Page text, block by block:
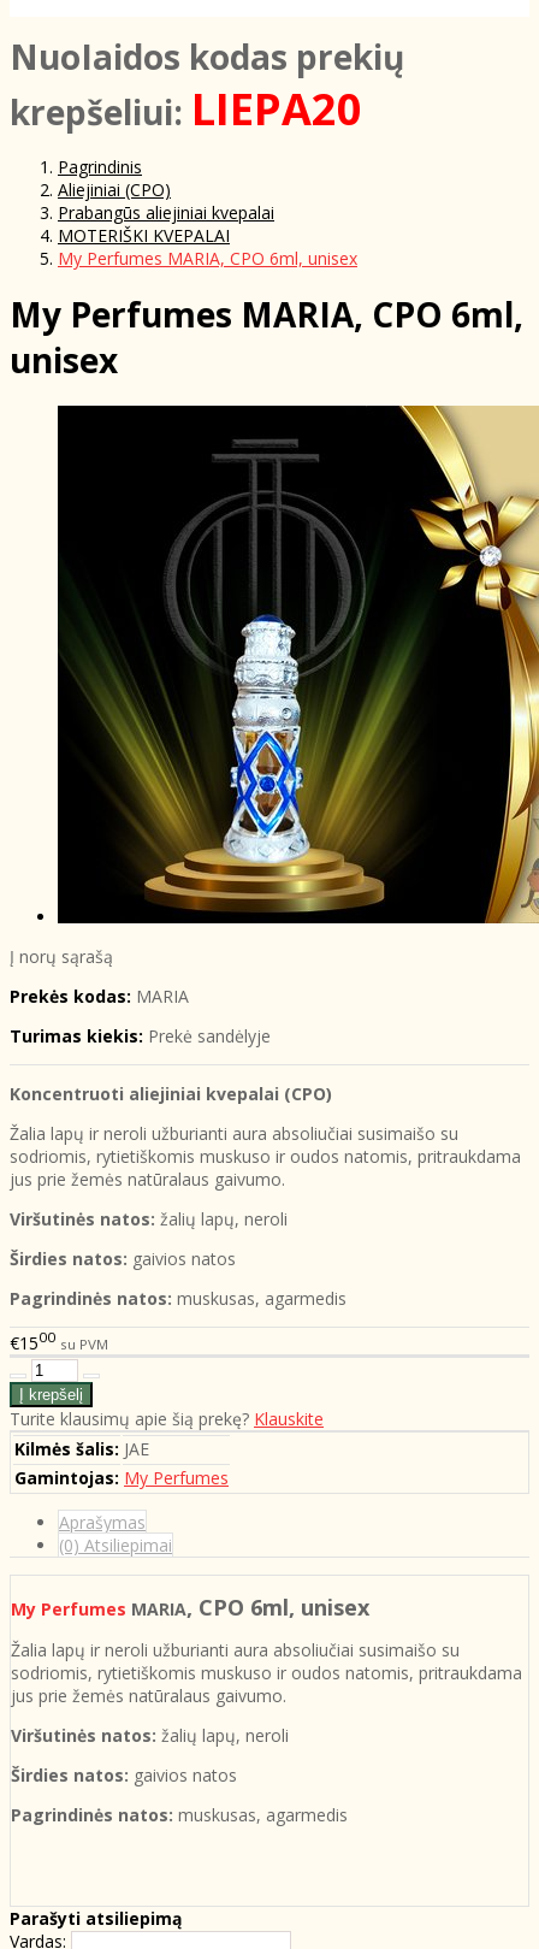
NuoIaidos kodas prekių
krepšeliui: LIEPA20
Pagrindinis
Aliejiniai (CPO)
Prabangūs aliejiniai kvepalai
MOTERIŠKI KVEPALAI
My Perfumes MARIA, CPO 6ml, unisex
My Perfumes MARIA, CPO 6ml,
unisex
Į norų sąrašą
Prekės kodas: MARIA
Turimas kiekis: Prekė sandėlyje
Koncentruoti aliejiniai kvepalai (CPO)
Žalia lapų ir neroli užburianti aura absoliučiai susimaišo su
sodriomis, rytietiškomis muskuso ir oudos natomis, pritraukdama
jus prie žemės natūralaus gaivumo.
Viršutinės natos: žalių lapų, neroli
Širdies natos: gaivios natos
Pagrindinės natos: muskusas, agarmedis
€1500 su PVM
Turite klausimų apie šią prekę? Klauskite
Kilmės šalis: JAE
Gamintojas: My Perfumes
Aprašymas
(0) Atsiliepimai
My Perfumes MARIA, CPO 6ml, unisex
Žalia lapų ir neroli užburianti aura absoliučiai susimaišo su
sodriomis, rytietiškomis muskuso ir oudos natomis, pritraukdama
jus prie žemės natūralaus gaivumo.
Viršutinės natos: žalių lapų, neroli
Širdies natos: gaivios natos
Pagrindinės natos: muskusas, agarmedis
Parašyti atsiliepimą
Vardas: